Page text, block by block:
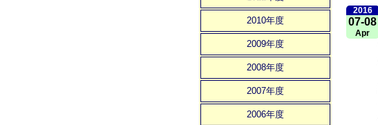
2010年度
2009年度
2008年度
2007年度
2006年度
2016
07-08
Apr